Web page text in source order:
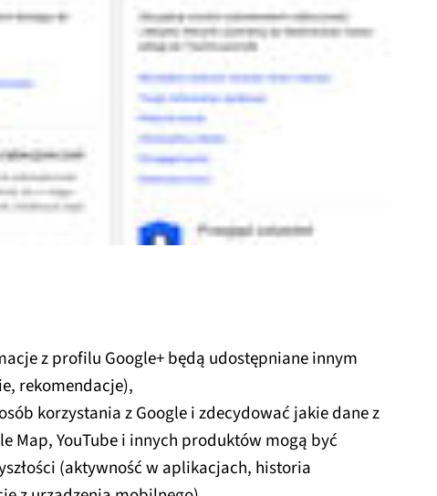
z profilu Google+ będą udostępniane innym
rekomendacje),
korzystania z Google i zdecydować jakie dane z
Map, YouTube i innych produktów mogą być
(aktywność w aplikacjach, historia